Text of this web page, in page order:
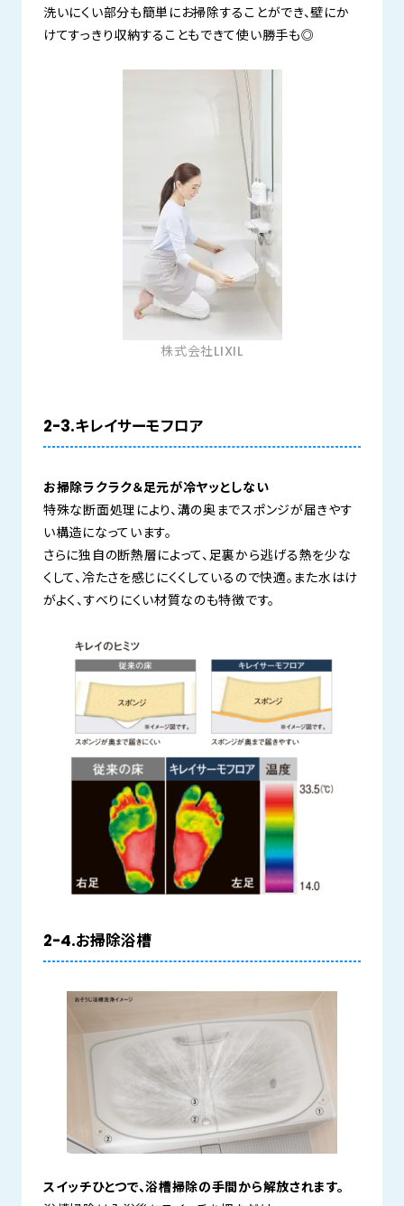
洗いにくい部分も簡単にお掃除することができ、壁にか
けてすっきり収納することもできて使い勝手も◎
株式会社LIXIL
2-3.キレイサーモフロア
お掃除ラクラク＆足元が冷ヤッとしない
特殊な断面処理により、溝の奥までスポンジが届きやす
い構造になっています。
さらに独自の断熱層によって、足裏から逃げる熱を少な
くして、冷たさを感じにくくしているので快適。また水はけ
がよく、すべりにくい材質なのも特徴です。
2-4.お掃除浴槽
スイッチひとつで、浴槽掃除の手間から解放されます。